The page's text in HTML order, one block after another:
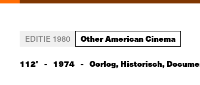
EDITIE 1980 Other American Cinema
112' - 1974 - Oorlog, Historisch,